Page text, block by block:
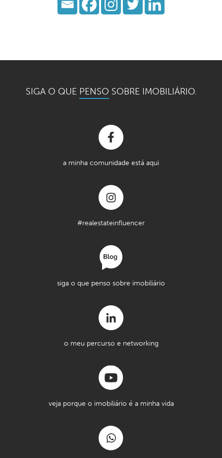
SIGA O QUE PENSO SOBRE IMOBILIÁRIO.
a minha comunidade está aqui
#realestateinfluencer
siga o que penso sobre imobiliário
o meu percurso e networking
veja porque o imobiliário é a minha vida